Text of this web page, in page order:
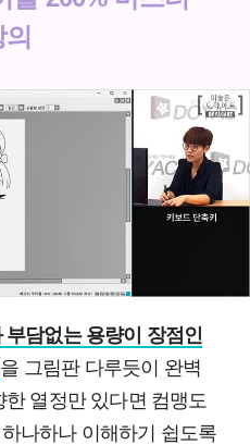
담없는 용량이 장점인
을 그림판 다루듯이 완벽
열정만 있다면 컴맹도
나하나 이해하기 쉽도록